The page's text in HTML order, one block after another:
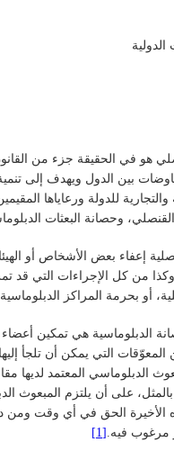
هو في الحقيقة جزء من
بين الدول ويهدف إلى
والتجارية للدولة ورعاياها
وحصانة البعثات
إعفاء بعض الأشخاص أو
وكذا من كل الإجراءات التي
أو بحرمة المراكز
الدبلوماسية هي تمكين
التي يمكن أن تلجأ
الدبلوماسي المعتمد لديها
بالمثل، على أن يلتزم المبعوث
الأخيرة الحق في أي وقت
مرغوب فيه. [1]